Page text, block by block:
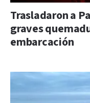
Trasladaron a
graves
embarcación